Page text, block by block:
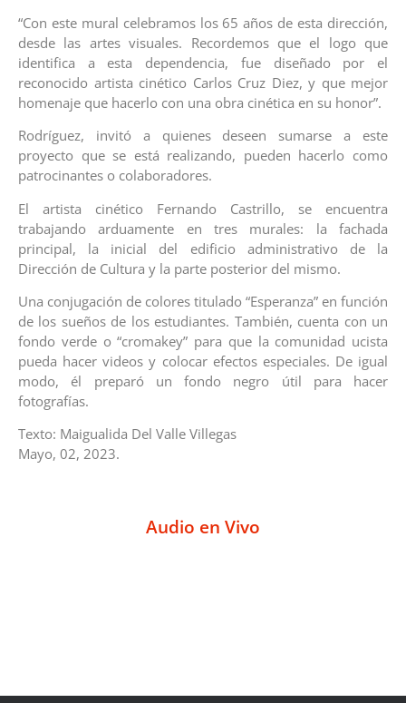
“Con este mural celebramos los 65 años de esta dirección,
desde las artes visuales. Recordemos que el logo que
identifica a esta dependencia, fue diseñado por el
reconocido artista cinético Carlos Cruz Diez, y que mejor
homenaje que hacerlo con una obra cinética en su honor”.
Rodríguez, invitó a quienes deseen sumarse a este
proyecto que se está realizando, pueden hacerlo como
patrocinantes o colaboradores.
El artista cinético Fernando Castrillo, se encuentra
trabajando arduamente en tres murales: la fachada
principal, la inicial del edificio administrativo de la
Dirección de Cultura y la parte posterior del mismo.
Una conjugación de colores titulado “Esperanza” en función
de los sueños de los estudiantes. También, cuenta con un
fondo verde o “cromakey” para que la comunidad ucista
pueda hacer videos y colocar efectos especiales. De igual
modo, él preparó un fondo negro útil para hacer
fotografías.
Texto: Maigualida Del Valle Villegas
Mayo, 02, 2023.
Audio en Vivo